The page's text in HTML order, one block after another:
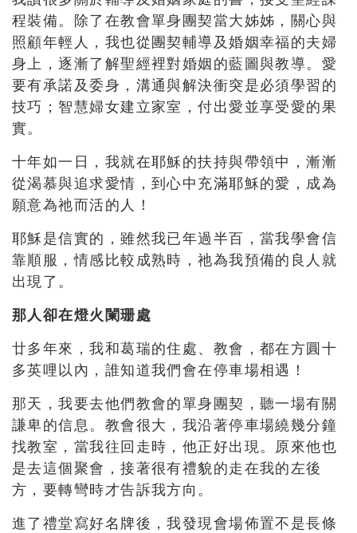
程裝備。除了在教會單身團契當大姊姊，關心與
照顧年輕人，我也從團契輔導及婚姻幸福的夫婦
身上，逐漸了解聖經裡對婚姻的藍圖與教導。愛
要有承諾及委身，溝通與解決衝突是必須學習的
技巧；智慧婦女建立家室，付出愛並享受愛的果
實。
十年如一日，我就在耶穌的扶持與帶領中，漸漸
從渴慕與追求愛情，到心中充滿耶穌的愛，成為
願意為祂而活的人！
耶穌是信實的，雖然我已年過半百，當我學會信
靠順服，情感比較成熟時，祂為我預備的良人就
出現了。
那人卻在燈火闌珊處
廿多年來，我和葛瑞的住處、教會，都在方圓十
多英哩以內，誰知道我們會在停車場相遇！
那天，我要去他們教會的單身團契，聽一場有關
謙卑的信息。教會很大，我沿著停車場繞幾分鐘
找教室，當我往回走時，他正好出現。原來他也
是去這個聚會，接著很有禮貌的走在我的左後
方，要轉彎時才告訴我方向。
進了禮堂寫好名牌後，我發現會場佈置不是長條